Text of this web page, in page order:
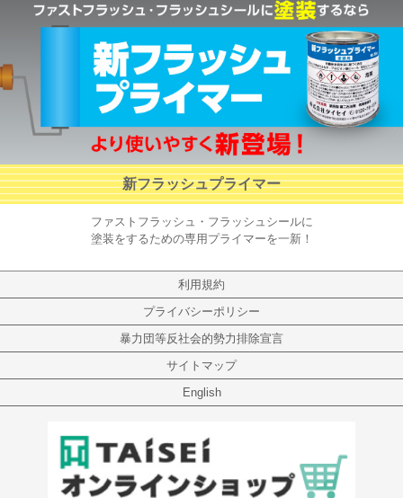
新フラッシュプライマー
ファストフラッシュ・フラッシュシールに
塗装をするための専用プライマーを一新！
利用規約
プライバシーポリシー
暴力団等反社会的勢力排除宣言
サイトマップ
English